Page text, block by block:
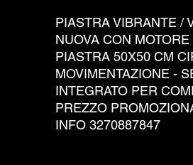
PIASTRA VIBRANTE /
NUOVA CON
PIASTRA 50X50 CM
MOVIMENTAZIONE -
INTEGRATO PER
PREZZO
INFO 3270887847